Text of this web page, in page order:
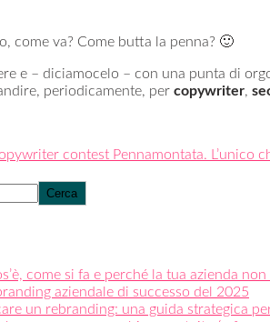
come va? Come butta la penna? 🙂
e – diciamocelo – con una punta di
periodicamente, per copywriter,
contest Pennamontata. L’unico
Cerca
come si fa e perché la tua azienda
aziendale di successo del 2025
un rebranding: una guida strategica